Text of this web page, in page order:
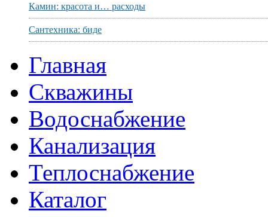
Камин: красота и… расходы
Сантехника: биде
Главная
Скважины
Водоснабжение
Канализация
Теплоснабжение
Каталог